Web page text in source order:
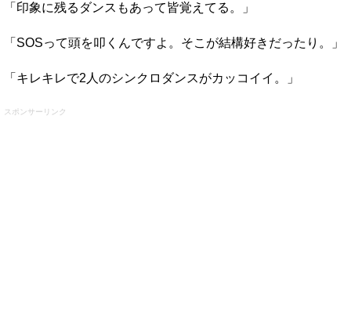
「印象に残るダンスもあって皆覚えてる。」
「SOSって頭を叩くんですよ。そこが結構好きだったり。」
「キレキレで2人のシンクロダンスがカッコイイ。」
スポンサーリンク